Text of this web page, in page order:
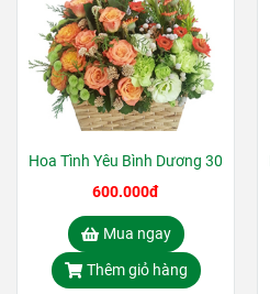
Hoa Tình Yêu Bình Dương 30
600.000đ
Mua ngay
Thêm giỏ hàng